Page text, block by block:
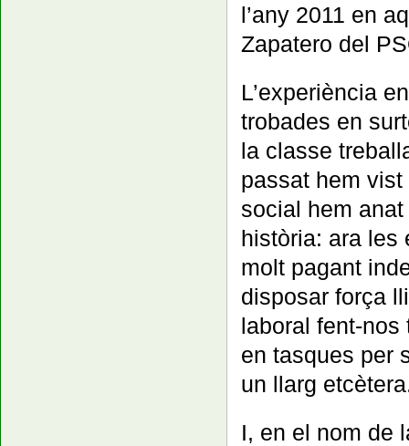
l’any 2011 en
Zapatero del
L’experiència
trobades en
la classe
passat hem vist
social hem
història: ara les
molt pagant
disposar força
laboral fent-nos
en tasques per
un llarg
I, en el nom de